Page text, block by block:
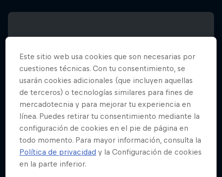
Red Bull Batalla Final Torneo de Plazas
Este sitio web usa cookies que son necesarias por
cuestiones técnicas. Con tu consentimiento, se
usarán cookies adicionales (que incluyen aquellas
de terceros) o tecnologías similares para fines de
mercadotecnia y para mejorar tu experiencia en
línea. Puedes retirar tu consentimiento mediante la
configuración de cookies en el pie de página en
todo momento. Para mayor información, consulta la
Política de privacidad y la Configuración de cookies
en la parte inferior.